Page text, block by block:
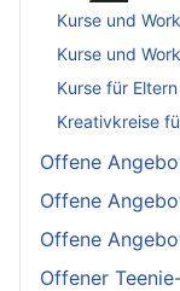
Kurse und
Kurse und
Kurse für
Kreativkreise
Offene
Offene
Offene
Offener